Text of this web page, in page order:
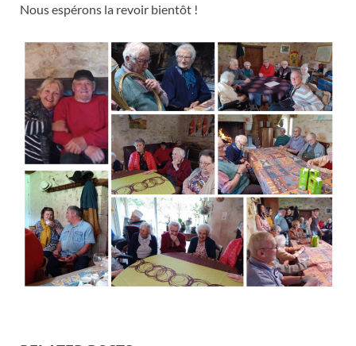
Nous espérons la revoir bientôt !